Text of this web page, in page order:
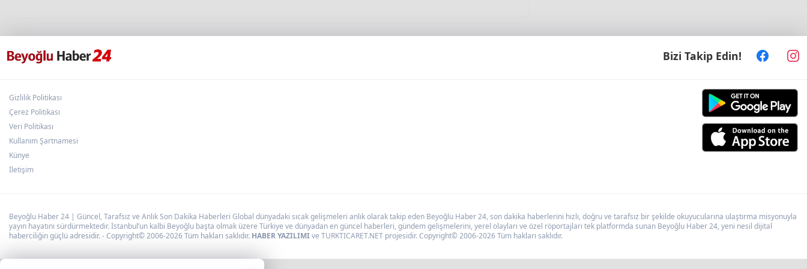
Bizi Takip Edin!
Gizlilik Politikası
Çerez Politikası
Veri Politikası
Kullanım Şartnamesi
Künye
İletişim
Beyoğlu Haber 24 | Güncel, Tarafsız ve Anlık Son Dakika Haberleri Global dünyadaki sıcak gelişmeleri anlık olarak takip eden Beyoğlu Haber 24, son dakika haberlerini hızlı, doğru ve tarafsız bir şekilde okuyucularına ulaştırma misyonuyla
yayın hayatını sürdürmektedir. İstanbul’un kalbi Beyoğlu başta olmak üzere Türkiye ve dünyadan en güncel haberleri, gündem gelişmelerini, yerel olayları ve özel röportajları tek platformda sunan Beyoğlu Haber 24, yeni nesil dijital
haberciliğin güçlü adresidir. - Copyright© 2006-2026 Tüm hakları saklıdır. HABER YAZILIMIve TURKTICARET.NET projesidir. Copyright© 2006-2026 Tüm hakları saklıdır.